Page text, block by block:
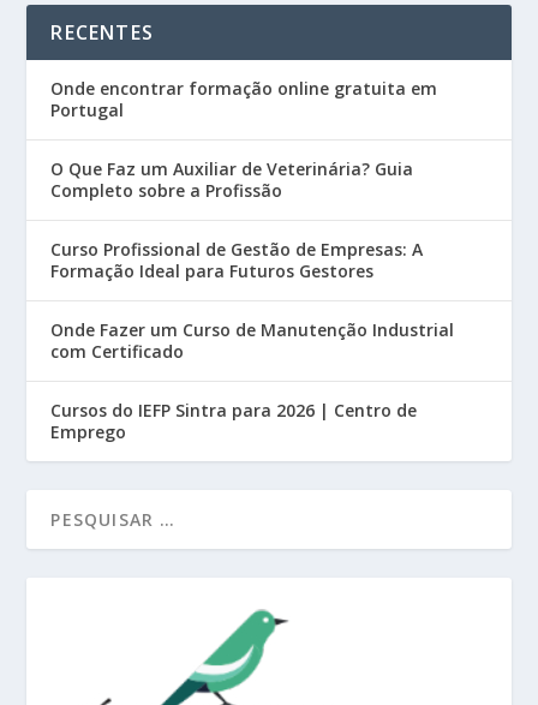
RECENTES
Onde encontrar formação online gratuita em
Portugal
O Que Faz um Auxiliar de Veterinária? Guia
Completo sobre a Profissão
Curso Profissional de Gestão de Empresas: A
Formação Ideal para Futuros Gestores
Onde Fazer um Curso de Manutenção Industrial
com Certificado
Cursos do IEFP Sintra para 2026 | Centro de
Emprego